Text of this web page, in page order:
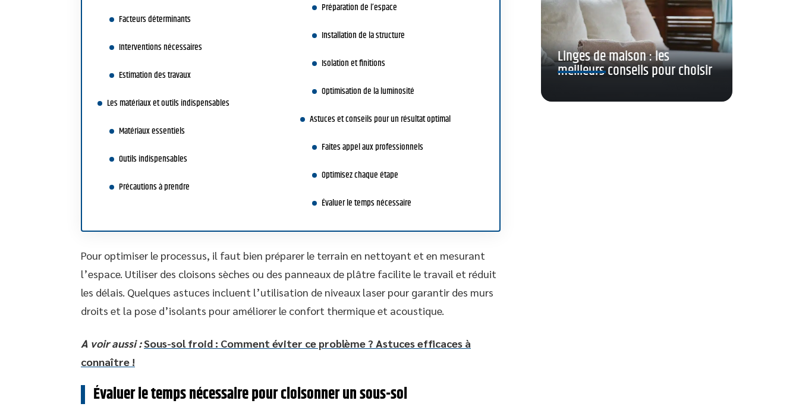
Facteurs déterminants
Interventions nécessaires
Estimation des travaux
Les matériaux et outils indispensables
Matériaux essentiels
Outils indispensables
Précautions à prendre
Préparation de l’espace
Installation de la structure
Isolation et finitions
Optimisation de la luminosité
Astuces et conseils pour un résultat optimal
Faites appel aux professionnels
Optimisez chaque étape
Évaluer le temps nécessaire
Pour optimiser le processus, il faut bien préparer le terrain en nettoyant et en mesurant
l’espace. Utiliser des cloisons sèches ou des panneaux de plâtre facilite le travail et réduit
les délais. Quelques astuces incluent l’utilisation de niveaux laser pour garantir des murs
droits et la pose d’isolants pour améliorer le confort thermique et acoustique.
A voir aussi :Sous-sol froid : Comment éviter ce problème ? Astuces efficaces à
connaître !
Évaluer le temps nécessaire pour cloisonner un sous-sol
Linges de maison : les
meilleurs conseils pour choisir